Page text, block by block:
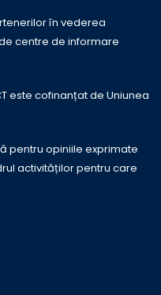
în vederea
centre de informare
este cofinanțat de Uniunea
pentru opiniile exprimate
activităților pentru care